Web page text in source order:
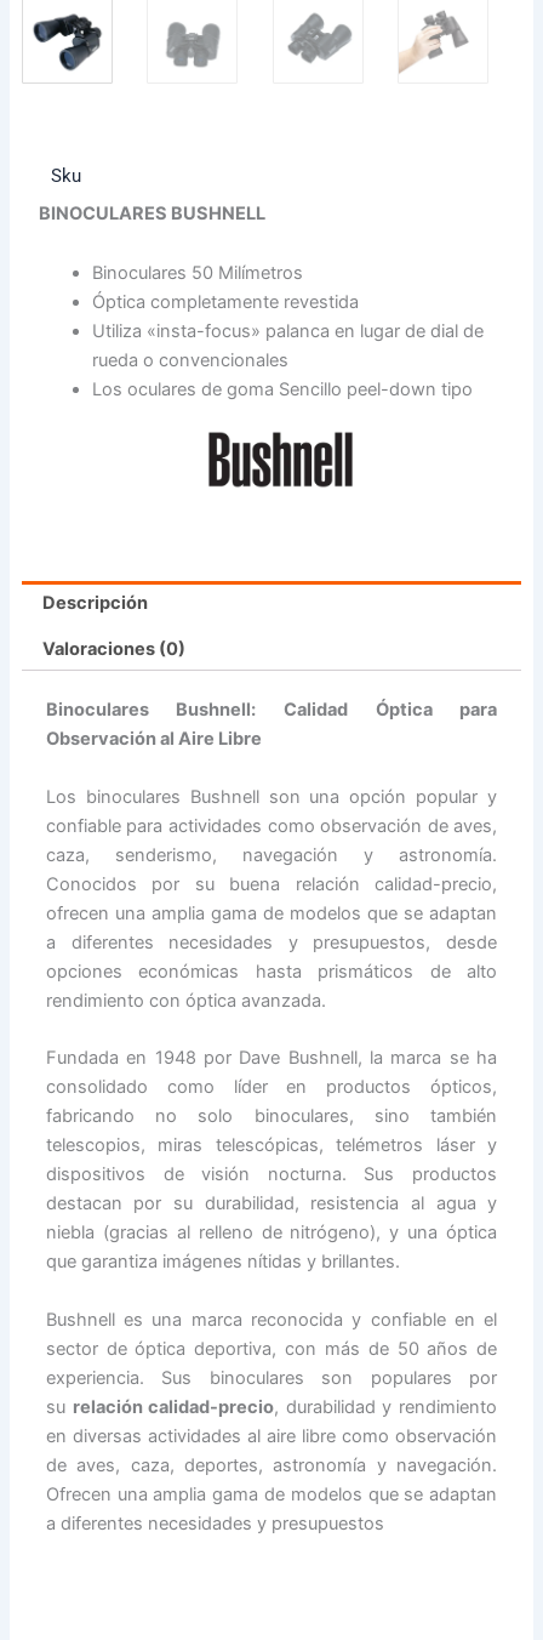
Sku
BINOCULARES BUSHNELL
Binoculares 50 Milímetros
Óptica completamente revestida
Utiliza «insta-focus» palanca en lugar de dial de
rueda o convencionales
Los oculares de goma Sencillo peel-down tipo
Descripción
Valoraciones (0)
Binoculares Bushnell: Calidad Óptica para
Observación al Aire Libre
Los binoculares Bushnell son una opción popular y
confiable para actividades como observación de aves,
caza, senderismo, navegación y astronomía.
Conocidos por su buena relación calidad-precio,
ofrecen una amplia gama de modelos que se adaptan
a diferentes necesidades y presupuestos, desde
opciones económicas hasta prismáticos de alto
rendimiento con óptica avanzada.
Fundada en 1948 por Dave Bushnell, la marca se ha
consolidado como líder en productos ópticos,
fabricando no solo binoculares, sino también
telescopios, miras telescópicas, telémetros láser y
dispositivos de visión nocturna. Sus productos
destacan por su durabilidad, resistencia al agua y
niebla (gracias al relleno de nitrógeno), y una óptica
que garantiza imágenes nítidas y brillantes.
Bushnell es una marca reconocida y confiable en el
sector de óptica deportiva, con más de 50 años de
experiencia. Sus binoculares son populares por
su relación calidad-precio, durabilidad y rendimiento
en diversas actividades al aire libre como observación
de aves, caza, deportes, astronomía y navegación.
Ofrecen una amplia gama de modelos que se adaptan
a diferentes necesidades y presupuestos